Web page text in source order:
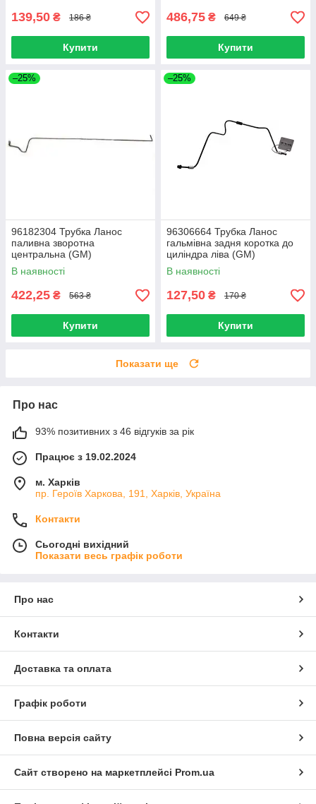
139,50 ₴ 186 ₴
Купити
486,75 ₴ 649 ₴
Купити
–25%
96182304 Трубка Ланос
паливна зворотна
центральна (GM)
В наявності
422,25 ₴ 563 ₴
Купити
–25%
96306664 Трубка Ланос
гальмівна задня коротка до
циліндра ліва (GM)
В наявності
127,50 ₴ 170 ₴
Купити
Показати ще
Про нас
93% позитивних з 46 відгуків за рік
Працює з 19.02.2024
м. Харків
пр. Героїв Харкова, 191, Харків, Україна
Контакти
Сьогодні вихідний
Показати весь графік роботи
Про нас
Контакти
Доставка та оплата
Графік роботи
Повна версія сайту
Сайт створено на маркетплейсі Prom.ua